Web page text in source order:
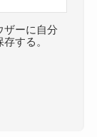
ザーに自分
する。